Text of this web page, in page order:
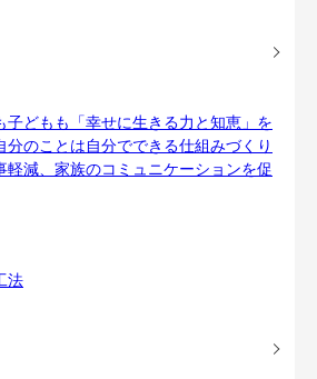
子どもも「幸せに生きる力と知恵」を
分のことは自分でできる仕組みづくり
軽減、家族のコミュニケーションを促